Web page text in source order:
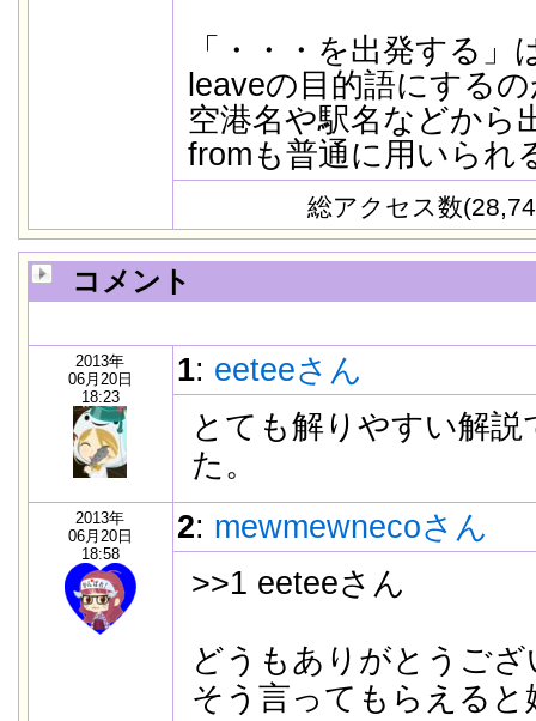
「・・・を出発する
leaveの目的語にする
空港名や駅名などから
fromも普通に用いられ
総アクセス数
コメント
2013年
06月20日
18:23
1: eeteeさん
とても解りやすい解
た。
2013年
06月20日
18:58
2: mewmewnecoさん
>>1 eeteeさん
どうもありがとうござ
そう言ってもらえる